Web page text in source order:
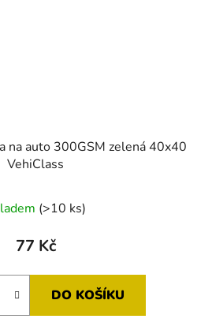
na auto 300GSM zelená 40x40
VehiClass
(>10 ks)
77 Kč
DO KOŠÍKU